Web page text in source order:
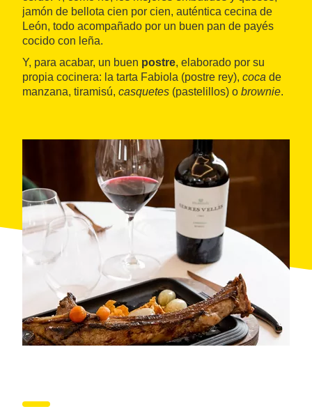
jamón de bellota cien por cien, auténtica cecina de
León, todo acompañado por un buen pan de payés
cocido con leña.
Y, para acabar, un buen postre, elaborado por su
propia cocinera: la tarta Fabiola (postre rey), coca de
manzana, tiramisú, casquetes (pastelillos) o brownie.